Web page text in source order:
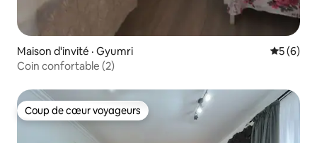
Maison d'invité · Gyumri Note
5 (6)
Coin confortable (2)
Coup de cœur voyageurs
Coup de cœur voyageurs